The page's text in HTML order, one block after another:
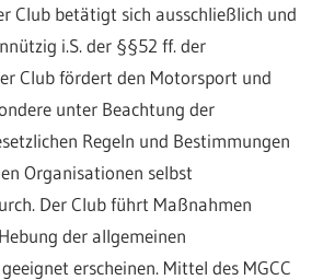
Club betätigt sich ausschließlich und
i.S. der §§52 ff. der
Club fördert den Motorsport und
unter Beachtung der
Regeln und Bestimmungen
Organisationen selbst
Der Club führt Maßnahmen
der allgemeinen
erscheinen. Mittel des MGCC